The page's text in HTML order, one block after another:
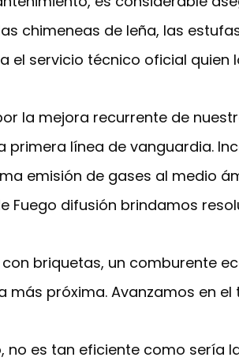
chimeneas de leña, las
el servicio técnico oficial quien
la mejora recurrente de
primera línea de vanguardia.
emisión de gases al medio
Fuego difusión brindamos
briquetas, un comburente
más próxima. Avanzamos en
no es tan eficiente como sería